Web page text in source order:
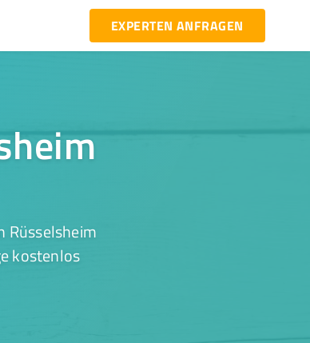
EXPERTEN ANFRAGEN
Rüsselsheim
kostenlos